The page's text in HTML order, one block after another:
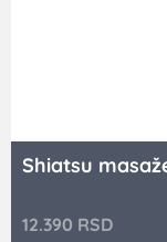
Shiatsu
12.390 RSD